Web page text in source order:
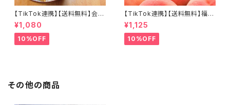
【TikTok連携】【送料無料】会津
山塩ラーメン 喜多方ラーメン 西
会津味噌ラーメン 会津三大ラー
メン3食セット
¥1,080
10%OFF
【TikTok連携】【送料無料】福島
の桃 桃白醤 麻辣万能調味料2
個セット 無添加 化学調味料不
使用 麻辣湯 中華料理 万能調味
料 会津ブランド館 福島県産桃
¥1,125
10%OFF
その他の商品